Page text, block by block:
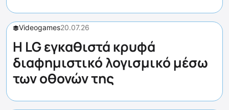
Videogames20.07.26
Η LG εγκαθιστά κρυφά
διαφημιστικό λογισμικό μέσω
των οθονών της